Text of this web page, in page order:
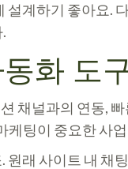
설계하기 좋아요.
화 도
채널과의 연동,
케팅이 중요한 사
원래 사이트 내